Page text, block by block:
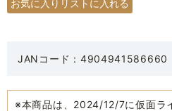
JANコード：4904941586660
※本商品は、2024/12/7に仮面ラ